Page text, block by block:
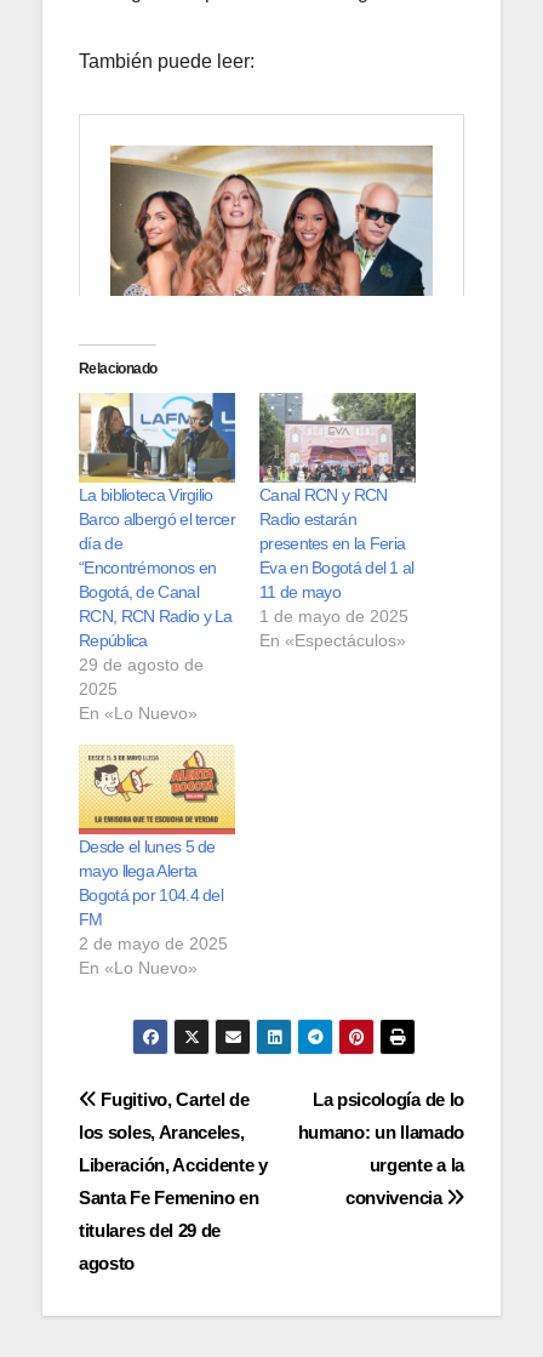
También puede leer:
Relacionado
La biblioteca Virgilio
Barco albergó el tercer
día de
“Encontrémonos en
Bogotá, de Canal
RCN, RCN Radio y La
República
29 de agosto de
2025
En «Lo Nuevo»
Canal RCN y RCN
Radio estarán
presentes en la Feria
Eva en Bogotá del 1 al
11 de mayo
1 de mayo de 2025
En «Espectáculos»
Desde el lunes 5 de
mayo llega Alerta
Bogotá por 104.4 del
FM
2 de mayo de 2025
En «Lo Nuevo»
Navegación
de
entradas
La psicología de lo
humano: un llamado
urgente a la
convivencia
Fugitivo, Cartel de
los soles, Aranceles,
Liberación, Accidente y
Santa Fe Femenino en
titulares del 29 de
agosto